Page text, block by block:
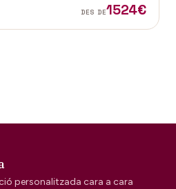
DES DE1524€
personalitzada cara a cara